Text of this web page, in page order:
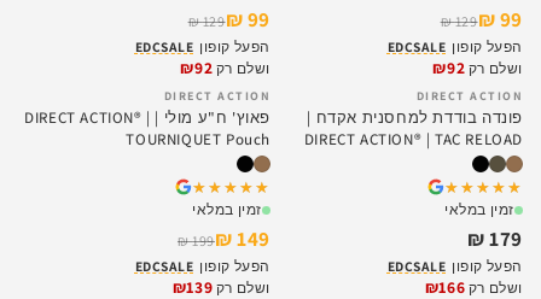
99 ₪
129 ₪
הפעל קופון EDCSALE
ושלם רק ₪92
99 ₪
129 ₪
הפעל קופון EDCSALE
ושלם רק ₪92
DIRECT ACTION
פונדה בודדת למחסנית אקדח |
DIRECT ACTION® | TAC RELOAD
pouch pistol MK II
★★★★★
★★★★★
זמין במלאי
179 ₪
הפעל קופון EDCSALE
ושלם רק ₪166
SALE
DIRECT ACTION
פאוץ' ח"ע מולי | DIRECT ACTION® |
TOURNIQUET Pouch
★★★★★
★★★★★
זמין במלאי
149 ₪
199 ₪
הפעל קופון EDCSALE
ושלם רק ₪139